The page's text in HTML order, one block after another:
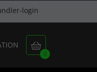
login

0